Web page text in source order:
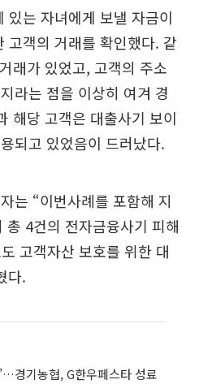
있는 자녀에게 보낼 자금이
고객의 거래를 확인했다. 같
래가 있었고, 고객의 주소
라는 점을 이상히 여겨 경
해당 고객은 대출사기 보이
되고 있었음이 드러났다.
는 “이번사례를 포함해 지
4건의 전자금융사기 피해
고객자산 보호를 위한 대
다.
경기농협, G한우페스타 성료